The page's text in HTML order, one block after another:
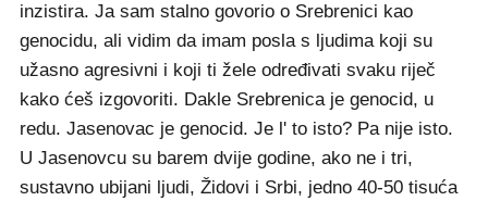
inzistira. Ja sam stalno govorio o Srebrenici kao
genocidu, ali vidim da imam posla s ljudima koji su
užasno agresivni i koji ti žele određivati svaku riječ
kako ćeš izgovoriti. Dakle Srebrenica je genocid, u
redu. Jasenovac je genocid. Je l' to isto? Pa nije isto.
U Jasenovcu su barem dvije godine, ako ne i tri,
sustavno ubijani ljudi, Židovi i Srbi, jedno 40-50 tisuća